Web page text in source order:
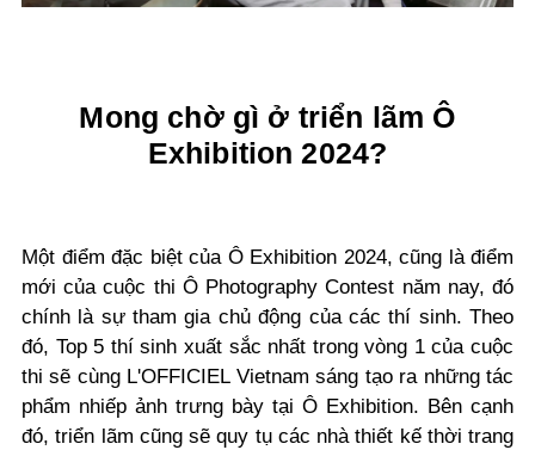
Mong chờ gì ở triển lãm Ô
Exhibition 2024?
Một điểm đặc biệt của Ô Exhibition 2024, cũng là điểm
mới của cuộc thi Ô Photography Contest năm nay, đó
chính là sự tham gia chủ động của các thí sinh. Theo
đó, Top 5 thí sinh xuất sắc nhất trong vòng 1 của cuộc
thi sẽ cùng L'OFFICIEL Vietnam sáng tạo ra những tác
phẩm nhiếp ảnh trưng bày tại Ô Exhibition. Bên cạnh
đó, triển lãm cũng sẽ quy tụ các nhà thiết kế thời trang